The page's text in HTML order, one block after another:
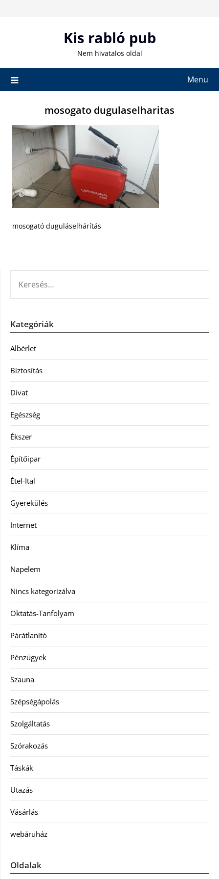
Kis rabló pub
Nem hivatalos oldal
Menu
mosogato dugulaselharitas
mosogató duguláselhárítás
Kategóriák
Albérlet
Biztosítás
Divat
Egészség
Ékszer
Építőipar
Étel-Ital
Gyerekülés
Internet
Klíma
Napelem
Nincs kategorizálva
Oktatás-Tanfolyam
Párátlanító
Pénzügyek
Szauna
Szépségápolás
Szolgáltatás
Szórakozás
Táskák
Utazás
Vásárlás
webáruház
Oldalak